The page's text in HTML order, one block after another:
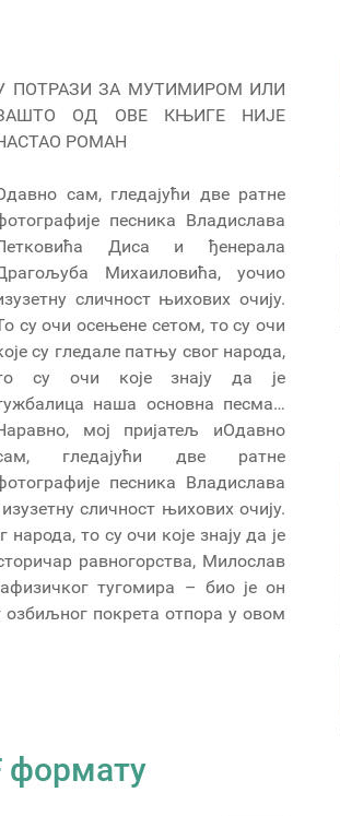
ПОТРАЗИ ЗА МУТИМИРОМ ИЛИ
ОД ОВЕ КЊИГЕ НИЈЕ
РОМАН
сам, гледајући две ратне
песника Владислава
Диса и ђенерала
Михаиловића, уочио
сличност њихових очију.
су очи осењене сетом, то су очи
су гледале патњу свог народа,
су очи које знају да је
наша основна песма…
мој пријатељ иОдавно
гледајући две ратне
песника Владислава
сличност њихових очију.
то су очи које знају да је
равногорства, Милослав
тугомира – био је он
озбиљног покрета отпора у овом
формату